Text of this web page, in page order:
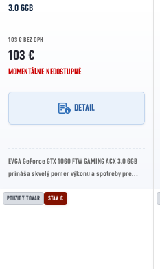
3.0 6GB
103 € BEZ DPH
103 €
MOMENTÁLNE NEDOSTUPNÉ
DETAIL
EVGA GeForce GTX 1060 FTW GAMING ACX 3.0 6GB
prináša skvelý pomer výkonu a spotreby pre
POUŽITÝ TOVAR STAV C